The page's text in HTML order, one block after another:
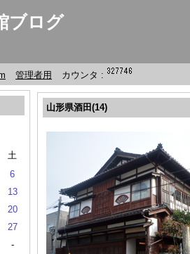
ブログ
管理者用 カウンタ :
土
6
13
20
27
-
山形県酒田(14)